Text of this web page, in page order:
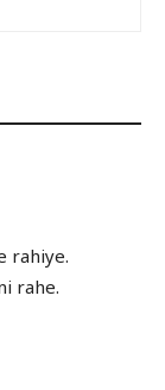
rahiye.
rahe.